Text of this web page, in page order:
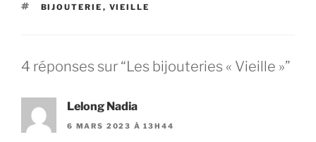
ÉTIQUETTES
BIJOUTERIE , VIEILLE
4 réponses sur “Les bijouteries « Vieille »”
Lelong Nadia
6 MARS 2023 À 13H44